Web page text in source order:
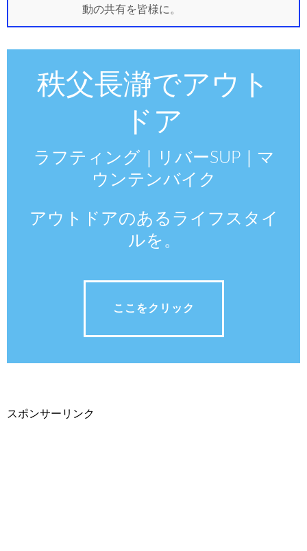
動の共有を皆様に。
秩父長瀞でアウト
ドア
ラフティング｜リバーSUP｜マ
ウンテンバイク
アウトドアのあるライフスタイ
ルを。
ここをクリック
スポンサーリンク